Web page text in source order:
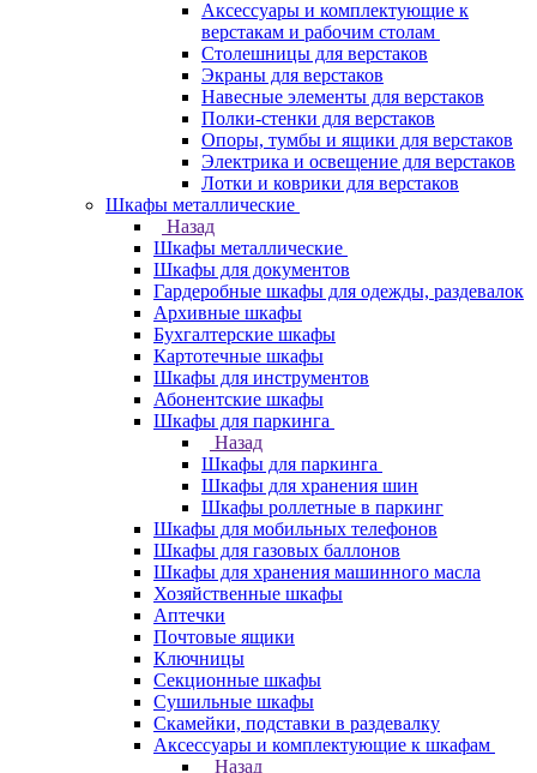
Аксессуары и комплектующие к
верстакам и рабочим столам
Столешницы для верстаков
Экраны для верстаков
Навесные элементы для верстаков
Полки-стенки для верстаков
Опоры, тумбы и ящики для верстаков
Электрика и освещение для верстаков
Лотки и коврики для верстаков
Шкафы металлические
Назад
Шкафы металлические
Шкафы для документов
Гардеробные шкафы для одежды, раздевалок
Архивные шкафы
Бухгалтерские шкафы
Картотечные шкафы
Шкафы для инструментов
Абонентские шкафы
Шкафы для паркинга
Назад
Шкафы для паркинга
Шкафы для хранения шин
Шкафы роллетные в паркинг
Шкафы для мобильных телефонов
Шкафы для газовых баллонов
Шкафы для хранения машинного масла
Хозяйственные шкафы
Аптечки
Почтовые ящики
Ключницы
Секционные шкафы
Сушильные шкафы
Скамейки, подставки в раздевалку
Аксессуары и комплектующие к шкафам
Назад